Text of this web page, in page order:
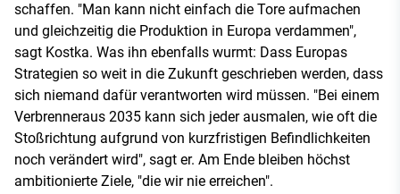
schaffen. "Man kann nicht einfach die Tore aufmachen
und gleichzeitig die Produktion in Europa verdammen",
sagt Kostka. Was ihn ebenfalls wurmt: Dass Europas
Strategien so weit in die Zukunft geschrieben werden, dass
sich niemand dafür verantworten wird müssen. "Bei einem
Verbrenneraus 2035 kann sich jeder ausmalen, wie oft die
Stoßrichtung aufgrund von kurzfristigen Befindlichkeiten
noch verändert wird", sagt er. Am Ende bleiben höchst
ambitionierte Ziele, "die wir nie erreichen".